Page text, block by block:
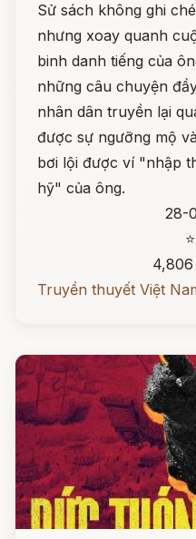
Sử sách không ghi
nhưng xoay quanh
binh danh tiếng của
những câu chuyện
nhân dân truyền lại
được sự ngưỡng mộ
bơi lội được ví "nhập
hỹ" của ông.
28-
Truyền thuyết Việt